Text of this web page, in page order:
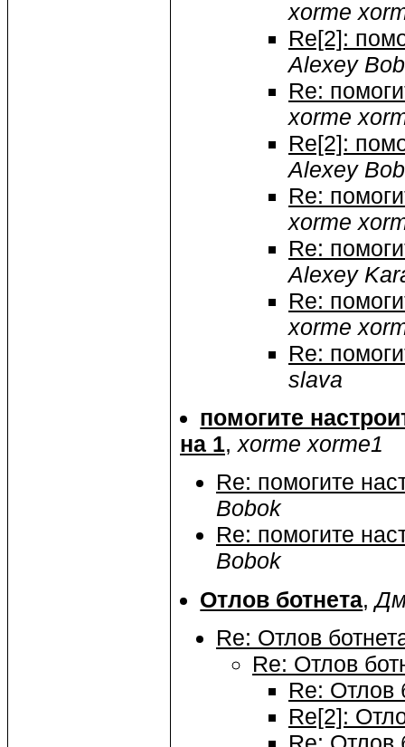
xorme
Re[2]:
Alexey
Re:
xorme
Re[2]:
Alexey
Re:
xorme
Re:
Alexey
Re:
xorme
Re:
slava
помогите
на 1, xorme xorme1
Re: помогите
Bobok
Re: помогите
Bobok
Отлов ботнета,
Re: Отлов
Re: Отлов
Re: Отлов
Re[2]: